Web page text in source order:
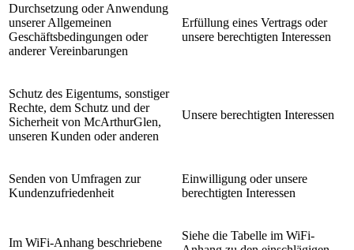
Durchsetzung oder Anwendung
unserer Allgemeinen
Geschäftsbedingungen oder
anderer Vereinbarungen
Erfüllung eines Vertrags oder
unsere berechtigten Interessen
Schutz des Eigentums, sonstiger
Rechte, dem Schutz und der
Sicherheit von McArthurGlen,
unseren Kunden oder anderen
Unsere berechtigten Interessen
Senden von Umfragen zur
Kundenzufriedenheit
Einwilligung oder unsere
berechtigten Interessen
Im WiFi-Anhang beschriebene
Siehe die Tabelle im WiFi-